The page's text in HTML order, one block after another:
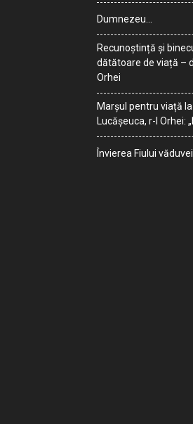
Dumnezeu…
Recunoștință și
dătătoare de viață –
Orhei
Marșul pentru viață
Lucășeuca, r-l Orhei:
Învierea Fiului